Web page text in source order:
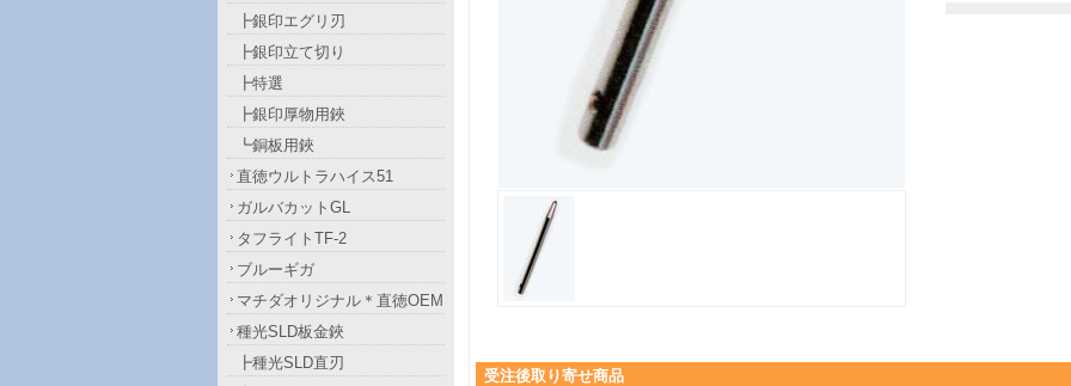
受注後取り寄せ商品
┣銀印エグリ刃
┣銀印立て切り
┣特選
┣銀印厚物用鋏
┗銅板用鋏
直徳ウルトラハイス51
ガルバカットGL
タフライトTF-2
ブルーギガ
マチダオリジナル＊直徳OEM
種光SLD板金鋏
┣種光SLD直刃